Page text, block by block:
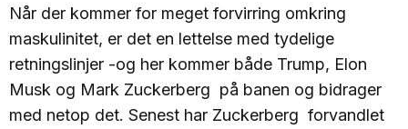
Når der kommer for meget forvirring omkring
maskulinitet, er det en lettelse med tydelige
retningslinjer -og her kommer både Trump, Elon
Musk og Mark Zuckerberg på banen og bidrager
med netop det. Senest har Zuckerberg forvandlet